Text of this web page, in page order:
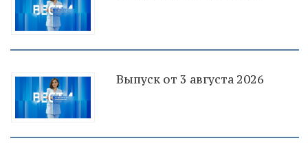
Выпуск от 3 августа 2026